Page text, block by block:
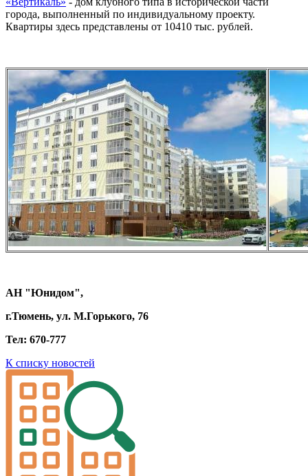
города, выполненный по индивидуальному проекту.
Квартиры здесь представлены от 10410 тыс. рублей.
АН "Юнидом",
г.Тюмень, ул. М.Горького, 76
Тел: 670-777
К списку новостей